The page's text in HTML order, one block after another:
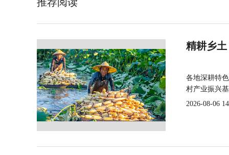
精耕乡
各地深耕特
村产业振兴
2026-08-06